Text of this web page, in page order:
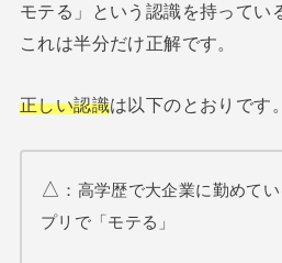
モテる」という認識を持ってい
これは半分だけ正解です。
正しい認識は以下のとおりです。
△ ：高学歴で大企業に勤めて
プリで「モテる」